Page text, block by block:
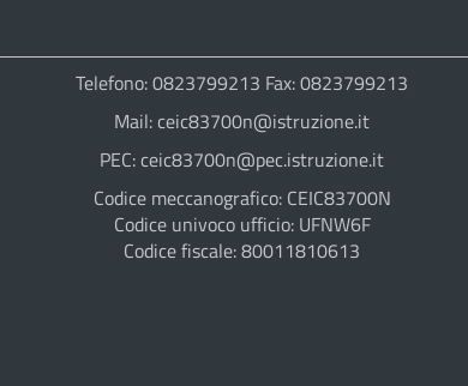
Telefono: 0823799213 Fax: 0823799213
Mail: ceic83700n@istruzione.it
PEC: ceic83700n@pec.istruzione.it
Codice meccanografico: CEIC83700N
Codice univoco ufficio: UFNW6F
Codice fiscale: 80011810613